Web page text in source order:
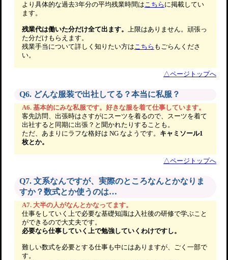
より具体的な過去3年分の平均残業時間は こちら に掲載してい
ます。
残業代は働いた分だけ全て出ます。
上限はありません。頑張っ
た分だけもらえます。
残業手当について詳しく知りたい方は こちら もごらんくださ
い。
△ページトップへ
Q6. どんな服装で出社してる？本当に私服？
A6. 基本的にみな私服です。好きな服を着て仕事しています。
客先訪問、出張時はさすがにスーツを着るので、スーツを着て
出社すると同期に出張？と聞かれたりすることも。
ただ、あまりにラフな格好は NG なようです。 キャミソール1
枚とか。
△ページトップへ
Q7. 文系なんですが、実際のところなんとかなりま
すか？数式とか使うのは…
A7. 大半の人がなんとかなってます。
仕事をしていく上で必要な基礎知識は入社後の研修で学ぶこと
ができるので大丈夫です。
必要なら仕事していく上で勉強していくわけですし。
難しい数式を必要とする仕事も中にはありますが、ごく一部で
す。